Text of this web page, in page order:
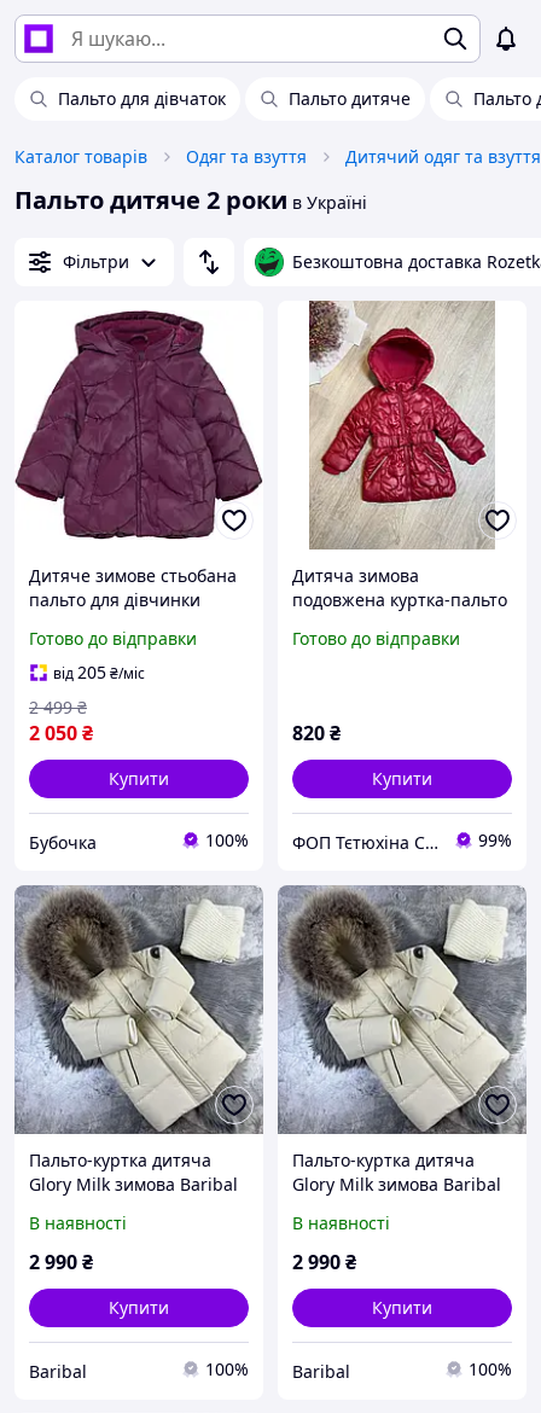
Пальто для дівчаток Пальто дитяче Пальто
Каталог товарів Одяг та взуття Дитячий одяг та взуття
Пальто дитяче 2 роки в Україні
Фільтри Безкоштовна доставка
Дитяче зимове стьобана
пальто для дівчинки
(251016201)
Готово до відправки
від205₴/міс
2 050₴
2 499 ₴
Купити
Бубочка 100%
Дитяча зимова
подовжена куртка-пальто
см червона
Готово до відправки
820₴
Купити
ФОП Тєтюхіна Сніжана Сергіївна 99%
Пальто-куртка дитяча
Glory Milk зимова Baribal
В наявності
2 990₴
Купити
Baribal 100%
Пальто-куртка дитяча
Glory Milk зимова Baribal
В наявності
2 990₴
Купити
Baribal 100%